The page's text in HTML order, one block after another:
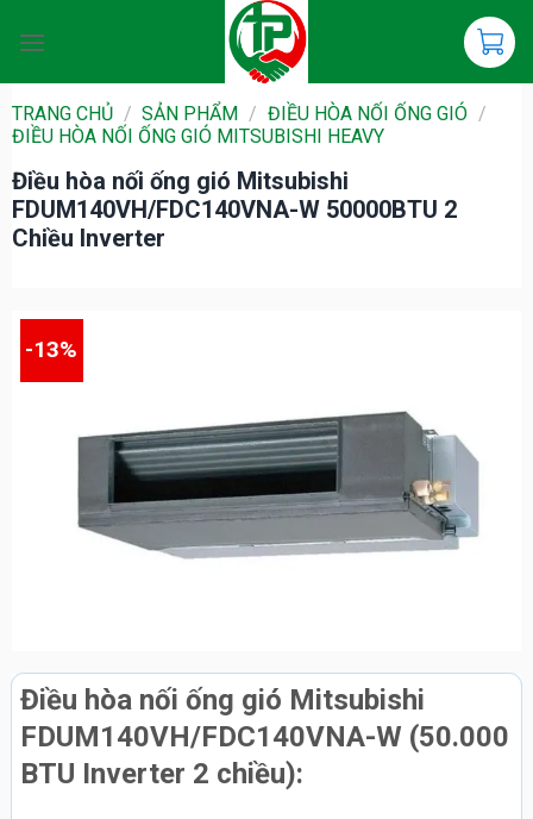
đến
dung
TRANG CHỦ / SẢN PHẨM / ĐIỀU HÒA NỐI ỐNG GIÓ /
ĐIỀU HÒA NỐI ỐNG GIÓ MITSUBISHI HEAVY
Điều hòa nối ống gió Mitsubishi
FDUM140VH/FDC140VNA-W 50000BTU 2
Chiều Inverter
-13%
Điều hòa nối ống gió Mitsubishi
FDUM140VH/FDC140VNA-W (50.000
BTU Inverter 2 chiều):